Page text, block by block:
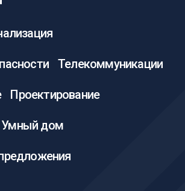
Телекоммуникации
Проектирование
Умный дом